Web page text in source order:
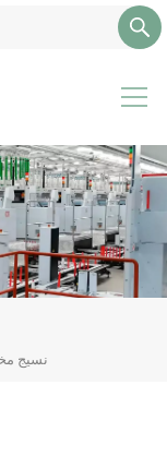
نسيج